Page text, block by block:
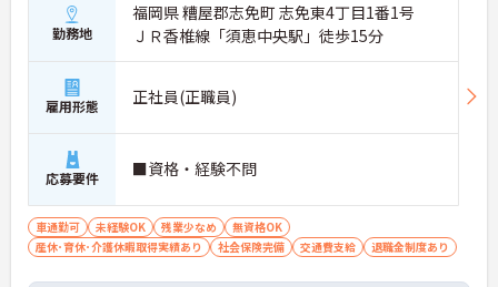
勤務地
福岡県 糟屋郡志免町 志免東4丁目1番1号
ＪＲ香椎線「須恵中央駅」徒歩15分
雇用形態 正社員(正職員)
応募要件 ■資格・経験不問
車通勤可 未経験OK 残業少なめ
無資格OK
産休･育休･介護休暇取得実績あり
社会保険完備 交通費支給 退職金制度あり